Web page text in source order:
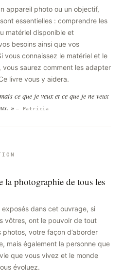
appareil photo ou un objectif,
essentielles : comprendre les
matériel disponible et
besoins ainsi que vos
vous connaissez le matériel et le
vous saurez comment les adapter
Ce livre vous y aidera.
ce que je veux et ce que je ne veux
» — Patricia
la photographie de tous les
exposés dans cet ouvrage, si
vôtres, ont le pouvoir de tout
photos, votre façon d’aborder
mais également la personne que
que vous vivez et le monde
évoluez.